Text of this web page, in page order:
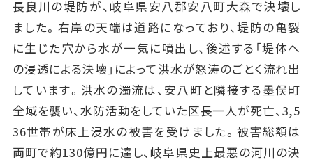
長良川の堤防が、岐阜県安八郡安八町大森で決壊し
ました。右岸の天端は道路になっており、堤防の亀裂
に生じた穴から水が一気に噴出し、後述する「堤体へ
の浸透による決壊」によって洪水が怒涛のごとく流れ出
しています。洪水の濁流は、安八町と隣接する墨俣町
全域を襲い、水防活動をしていた区長一人が死亡、3,5
36世帯が床上浸水の被害を受けました。被害総額は
両町で約130億円に達し、岐阜県史上最悪の河川の決